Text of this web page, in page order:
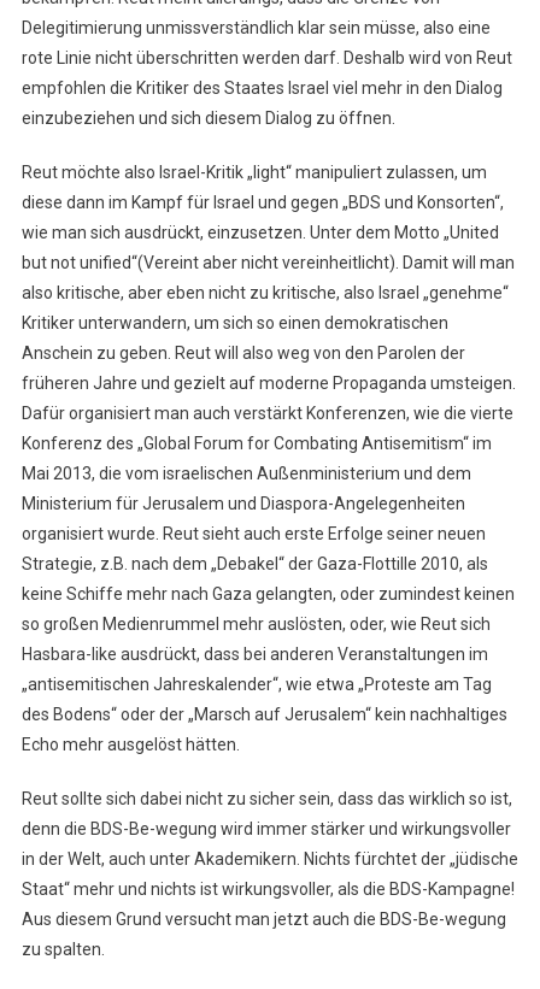
Delegitimierung unmissverständlich klar sein müsse, also eine
rote Linie nicht überschritten werden darf. Deshalb wird von Reut
empfohlen die Kritiker des Staates Israel viel mehr in den Dialog
einzubeziehen und sich diesem Dialog zu öffnen.
Reut möchte also Israel-Kritik „light“ manipuliert zulassen, um
diese dann im Kampf für Israel und gegen „BDS und Konsorten“,
wie man sich ausdrückt, einzusetzen. Unter dem Motto „United
but not unified“(Vereint aber nicht vereinheitlicht). Damit will man
also kritische, aber eben nicht zu kritische, also Israel „genehme“
Kritiker unterwandern, um sich so einen demokratischen
Anschein zu geben. Reut will also weg von den Parolen der
früheren Jahre und gezielt auf moderne Propaganda umsteigen.
Dafür organisiert man auch verstärkt Konferenzen, wie die vierte
Konferenz des „Global Forum for Combating Antisemitism“ im
Mai 2013, die vom israelischen Außenministerium und dem
Ministerium für Jerusalem und Diaspora-Angelegenheiten
organisiert wurde. Reut sieht auch erste Erfolge seiner neuen
Strategie, z.B. nach dem „Debakel“ der Gaza-Flottille 2010, als
keine Schiffe mehr nach Gaza gelangten, oder zumindest keinen
so großen Medienrummel mehr auslösten, oder, wie Reut sich
Hasbara-like ausdrückt, dass bei anderen Veranstaltungen im
„antisemitischen Jahreskalender“, wie etwa „Proteste am Tag
des Bodens“ oder der „Marsch auf Jerusalem“ kein nachhaltiges
Echo mehr ausgelöst hätten.
Reut sollte sich dabei nicht zu sicher sein, dass das wirklich so ist,
denn die BDS-Be-wegung wird immer stärker und wirkungsvoller
in der Welt, auch unter Akademikern. Nichts fürchtet der „jüdische
Staat“ mehr und nichts ist wirkungsvoller, als die BDS-Kampagne!
Aus diesem Grund versucht man jetzt auch die BDS-Be-wegung
zu spalten.